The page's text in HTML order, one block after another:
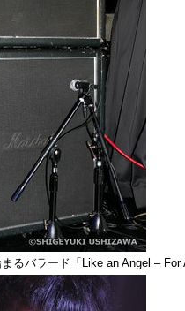
るバラード「 Like an Angel – For